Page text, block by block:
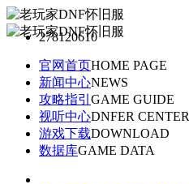
278120610
官网首页HOME PAGE
新闻中心NEWS
攻略指引GAME GUIDE
视听中心DNFER CENTER
游戏下载DOWNLOAD
数据库GAME DATA